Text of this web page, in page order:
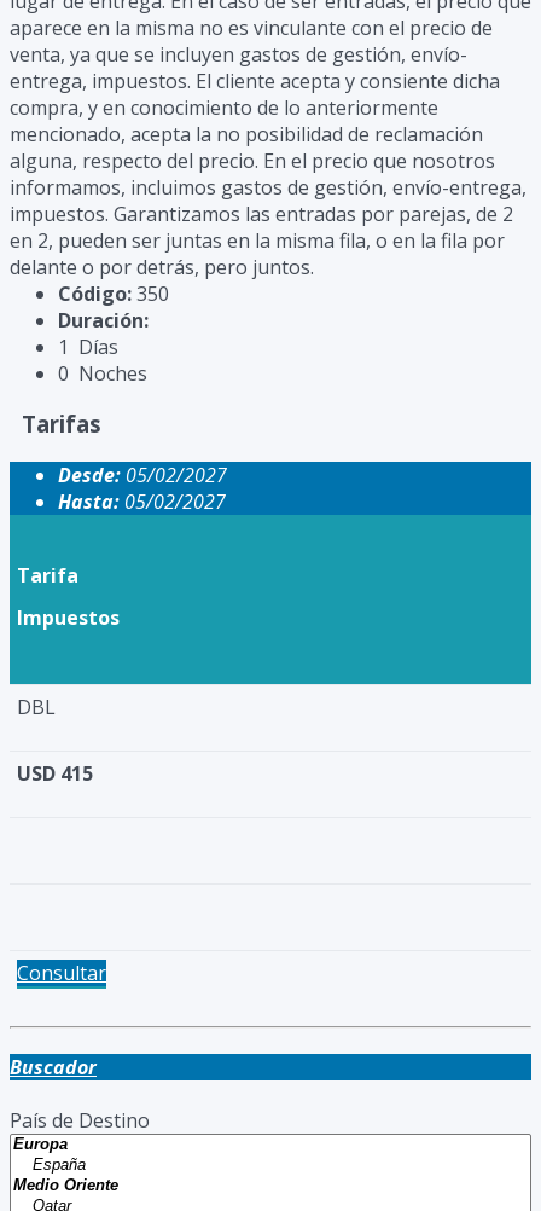
aparece en la misma no es vinculante con el precio de
venta, ya que se incluyen gastos de gestión, envío-
entrega, impuestos. El cliente acepta y consiente dicha
compra, y en conocimiento de lo anteriormente
mencionado, acepta la no posibilidad de reclamación
alguna, respecto del precio. En el precio que nosotros
informamos, incluimos gastos de gestión, envío-entrega,
impuestos. Garantizamos las entradas por parejas, de 2
en 2, pueden ser juntas en la misma fila, o en la fila por
delante o por detrás, pero juntos.
Código:350
Duración:
1 Días
0 Noches
Tarifas
Desde: 05/02/2027
Hasta: 05/02/2027
Tarifa
Impuestos
DBL
USD 415
Consultar
Buscador
País de Destino